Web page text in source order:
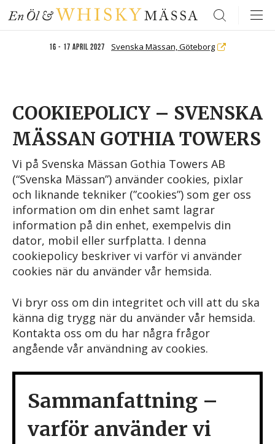
16 - 17 april 2027 Svenska Mässan, Göteborg
Search
COOKIEPOLICY – SVENSKA
MÄSSAN GOTHIA TOWERS
Vi på Svenska Mässan Gothia Towers AB
(“Svenska Mässan”) använder cookies, pixlar
och liknande tekniker (”cookies”) som ger oss
information om din enhet samt lagrar
information på din enhet, exempelvis din
dator, mobil eller surfplatta. I denna
cookiepolicy beskriver vi varför vi använder
cookies när du använder vår hemsida.
Vi bryr oss om din integritet och vill att du ska
känna dig trygg när du använder vår hemsida.
Kontakta oss om du har några frågor
angående vår användning av cookies.
Sammanfattning –
varför använder vi